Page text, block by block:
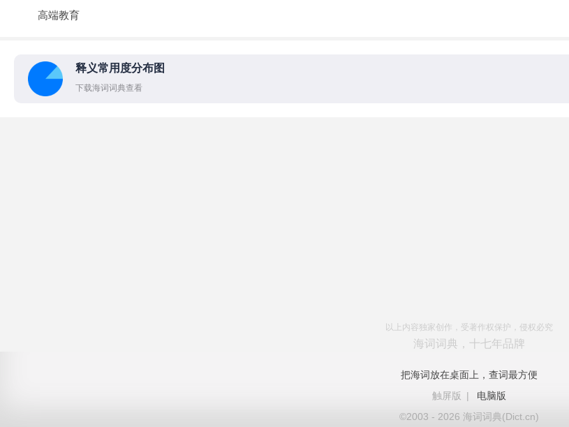
高端教育
释义常用度分布图
下载海词词典查看
以上内容独家创作，受著作权保护，侵权必究
海词词典，十七年品牌
把海词放在桌面上，查词最方便
触屏版
|
电脑版
©2003 - 2026 海词词典(Dict.cn)